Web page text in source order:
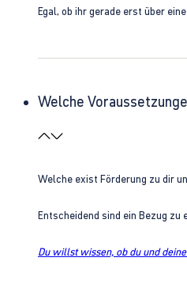
Egal, ob ihr gerade erst über
Welche
Welche exist Förderung zu dir
Entscheidend sind ein Bezug
Du willst wissen, ob du und